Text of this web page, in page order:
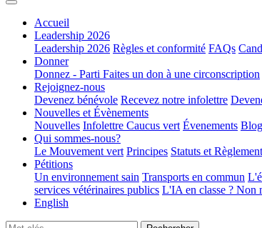
Accueil
Leadership 2026
Leadership 2026 Règles et conformité FAQs
Donner
Donnez - Parti Faites un don à une circonscription
Rejoignez-nous
Devenez bénévole Recevez notre infolettre
Nouvelles et Évènements
Nouvelles Infolettre Caucus vert Évenements
Qui sommes-nous?
Le Mouvement vert Principes Statuts et
Pétitions
Un environnement sain Transports en commun
services vétérinaires publics L'IA en classe ? Non
English